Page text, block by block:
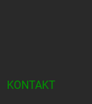
KONTAKT